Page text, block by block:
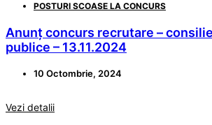
POSTURI SCOASE LA CONCURS
Anunț concurs recrutare –
publice – 13.11.2024
10 Octombrie, 2024
Vezi detalii